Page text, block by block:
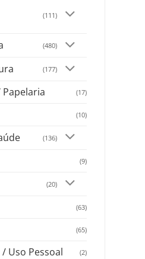
(111)
(480)
(177)
(17)
(10)
(136)
(9)
(20)
(63)
(65)
Uso Pessoal (2)